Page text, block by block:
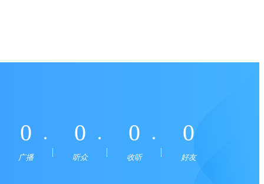
0
广播
0
听众
0
收听
0
好友